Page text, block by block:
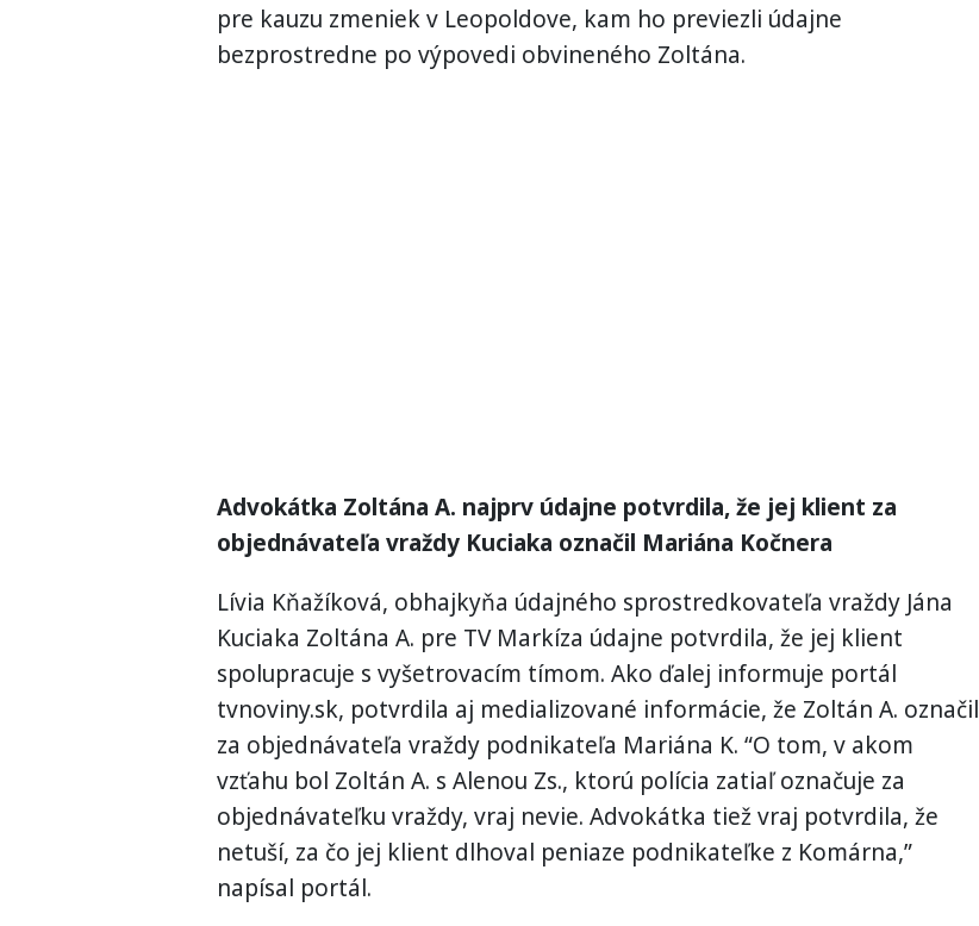
pre kauzu zmeniek v Leopoldove, kam ho previezli údajne
bezprostredne po výpovedi obvineného Zoltána.
Advokátka Zoltána A. najprv údajne potvrdila, že jej klient za
objednávateľa vraždy Kuciaka označil Mariána Kočnera
Lívia Kňažíková, obhajkyňa údajného sprostredkovateľa vraždy Jána
Kuciaka Zoltána A. pre TV Markíza údajne potvrdila, že jej klient
spolupracuje s vyšetrovacím tímom. Ako ďalej informuje portál
tvnoviny.sk, potvrdila aj medializované informácie, že Zoltán A. označil
za objednávateľa vraždy podnikateľa Mariána K. “O tom, v akom
vzťahu bol Zoltán A. s Alenou Zs., ktorú polícia zatiaľ označuje za
objednávateľku vraždy, vraj nevie. Advokátka tiež vraj potvrdila, že
netuší, za čo jej klient dlhoval peniaze podnikateľke z Komárna,”
napísal portál.